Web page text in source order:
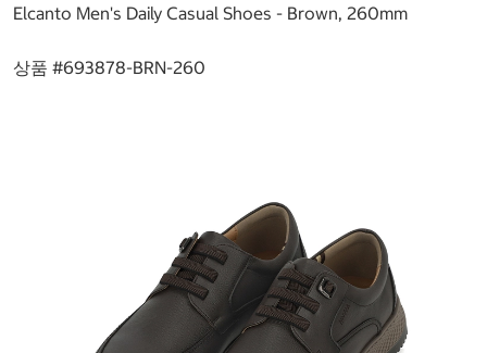
Elcanto Men's Daily Casual Shoes - Brown, 260mm
상품 #693878-BRN-260